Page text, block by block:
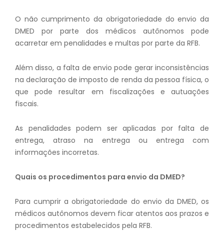
O não cumprimento da obrigatoriedade do envio da
DMED por parte dos médicos autônomos pode
acarretar em penalidades e multas por parte da RFB.
Além disso, a falta de envio pode gerar inconsistências
na declaração de imposto de renda da pessoa física, o
que pode resultar em fiscalizações e autuações
fiscais.
As penalidades podem ser aplicadas por falta de
entrega, atraso na entrega ou entrega com
informações incorretas.
Quais os procedimentos para envio da DMED?
Para cumprir a obrigatoriedade do envio da DMED, os
médicos autônomos devem ficar atentos aos prazos e
procedimentos estabelecidos pela RFB.